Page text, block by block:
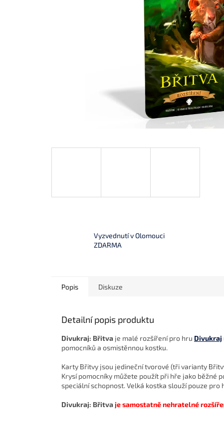
Vyzvednutí v Olomouci
ZDARMA
Popis Diskuze
Detailní popis produktu
Divukraj: Břitva je malé rozšíření pro hru Divukraj
pomocníků a osmistěnnou kostku.
Karty Břitvy jsou jedineční tvorové (tři varianty
Krysí pomocníky můžete použít při hře jako běžné
speciální schopnost. Velká kostka slouží pouze
Divukraj: Břitvaje samostatně nehratelné